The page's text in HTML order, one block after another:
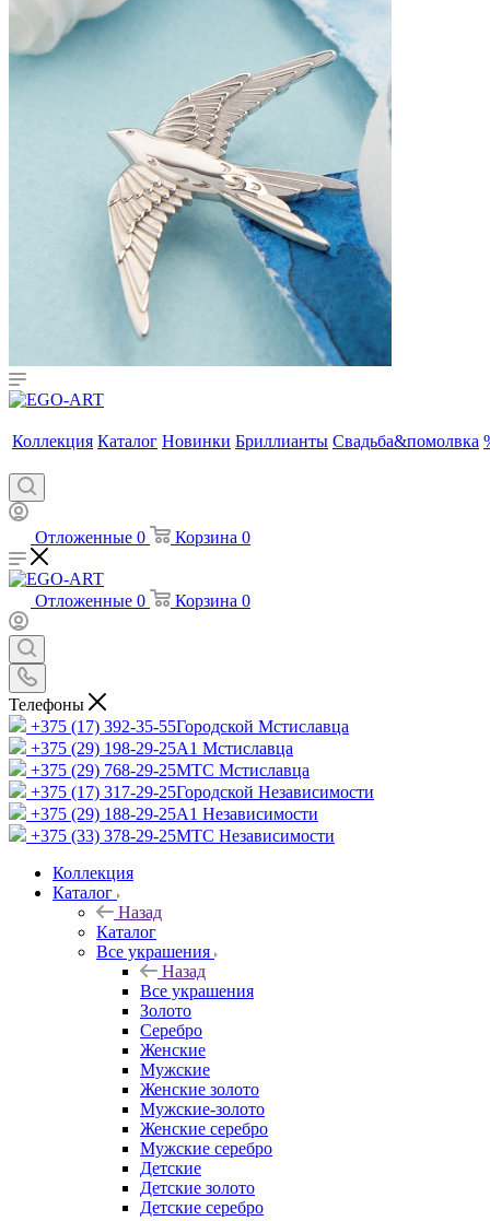
Коллекция Каталог Новинки Бриллианты Свадьба&помолвка
Отложенные 0 Корзина 0
Отложенные 0 Корзина 0
Телефоны
+375 (17) 392-35-55Городской Мстиславца
+375 (29) 198-29-25A1 Мстиславца
+375 (29) 768-29-25МТС Мстиславца
+375 (17) 317-29-25Городской Независимости
+375 (29) 188-29-25A1 Независимости
+375 (33) 378-29-25МТС Независимости
Коллекция
Каталог
Назад
Каталог
Все украшения
Назад
Все украшения
Золото
Серебро
Женские
Мужские
Женские золото
Мужские-золото
Женские серебро
Мужские серебро
Детские
Детские золото
Детские серебро